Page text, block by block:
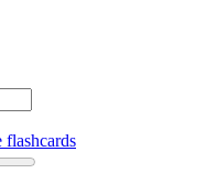
flashcards